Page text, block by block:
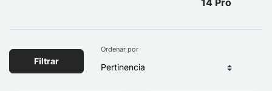
Filtrar
Ordenar por